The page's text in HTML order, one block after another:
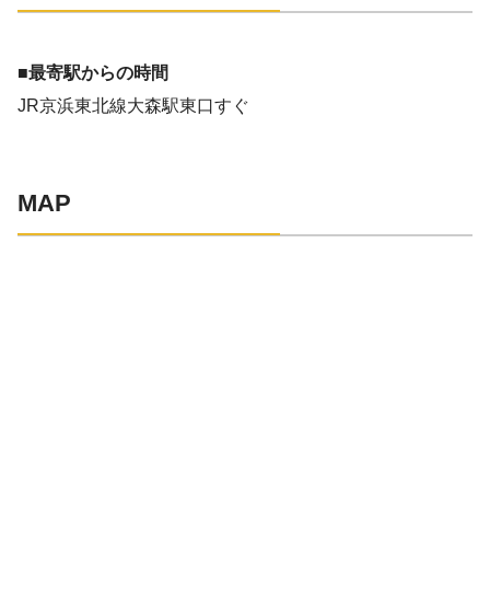
■最寄駅からの時間
JR京浜東北線大森駅東口すぐ
MAP